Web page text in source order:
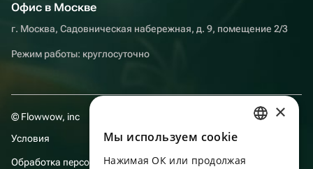
Офис в Москве
г. Москва, Садовническая набережная, д. 9, помещение 2/3
Режим работы: круглосуточно
© Flowwow, inc
Условия
Обработка персональных данных ENGLISH
×
Мы используем сookie
Нажимая ОК или продолжая